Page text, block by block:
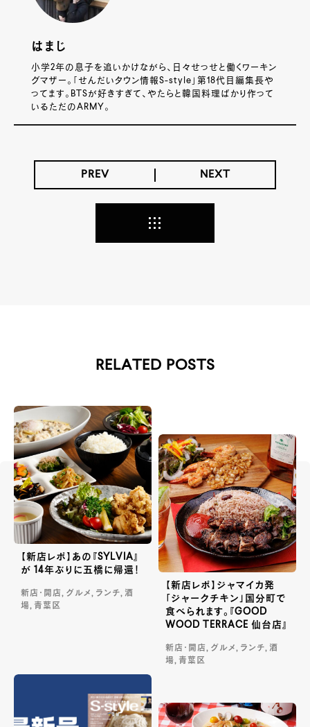
はまじ
小学2年の息子を追いかけながら、日々せっせと働くワーキン
グマザー。「せんだいタウン情報S-style」第18代目編集長や
ってます。BTSが好きすぎて、やたらと韓国料理ばかり作って
いるただのARMY。
PREV NEXT
RELATED POSTS
【新店レポ】あの『SYLVIA』
が 14年ぶりに五橋に帰還！
新店・開店, グルメ, ランチ, 酒
場, 青葉区
【新店レポ】ジャマイカ発
「ジャークチキン」国分町で
食べられます。『GOOD
WOOD TERRACE 仙台店』
新店・開店, グルメ, ランチ, 酒
場, 青葉区